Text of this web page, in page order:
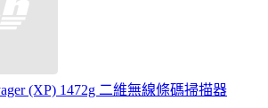
(XP) 1472g 二維無線條碼掃描器